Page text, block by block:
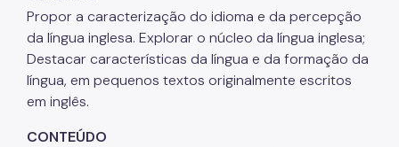
Propor a caracterização do idioma e da percepção
da língua inglesa. Explorar o núcleo da língua inglesa;
Destacar características da língua e da formação da
língua, em pequenos textos originalmente escritos
em inglês.
CONTEÚDO